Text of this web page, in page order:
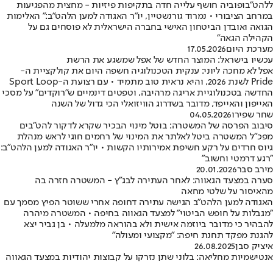
ללהט"בופוביה חושף עלייה חדה בתקיפות פיזיות - מחצית מהפגיעות
במרחב הציבורי • נמרוד גורנשטיין, יו"ר האגודה למען הלהט"ב:" האלימות
הגואה ואובדן הביטחון האישי בחברה הישראלית לא פוסחים גם על
הקהילה הגאה"
מערכת היום17.05.2026
עכשיו בישראל: המוצר החדש של אפל שמשגע את הרשת
אפל לא מחכה ליוני: ענקית הטכנולוגיה חשפה היום את קולקציית ה-
Pride לשנת 2026, והיא נראית טוב מתמיד • עם רצועת ה-Sport Loop
החדשה בטכנולוגיית אריגה מרהיבה, וטפטים דינמיים ש"רוקדים" על מסכי
האייפון והאייפד, מדובר בשדרוג הוויזואלי הכי גדול של השנה
שחר שפירו04.05.2026
סיבוב הפרסה של המשטרה: בוטל מינוי הבכיר שקרא לדקור להט"בים
מפכ"ל המשטרה ביטל לאלתר את המינוי של רחמים חוגי לראש מנהלת
גיוס חרדים על רקע חשיפת אמירותיו הקשות • יו"ר האגודה למען הלהט"ב:
״רגע דרמטי וחשוב"
מירב סבר20.01.2026
סערה במצעד הגאווה: לאחר העתירה לבג"ץ - המשטרה חזרה בה
מהאיסור על שלטי מחאה
האגודה למען הלהט"ב הגישה עתירה דחופה אחרי ששוטר הפיץ מסמך עם
"מגבלות על חופש הביטוי" למצעד הגאווה בחיפה • המשטרה מיהרה
להבהיר כי מדובר ביוזמה אישית ולא בהוראה מלמעלה • בן גביר יצא
להגנת מפקד תחנת חיפה: "מקצועי ומעולה"
איציק סבן26.08.2025
אנטישמיות מחליאה: בלוני שתן נזרקו על קבוצות יהודיות במצעד הגאווה